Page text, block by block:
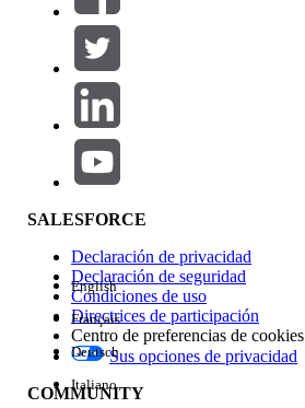
SELECCIONAR FILTROS
Área de productos
Repercusión de función
Edición
SALESFORCE
Declaración de privacidad
Declaración de seguridad
Condiciones de uso
Directrices de participación
Centro de preferencias de cookies
Sus opciones de privacidad
COMMUNITY
English
Français
Deutsch
Italiano